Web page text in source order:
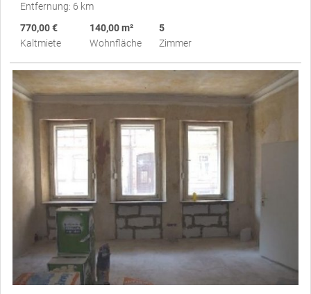
Entfernung: 6 km
770,00 €
Kaltmiete
140,00 m²
Wohnfläche
5
Zimmer